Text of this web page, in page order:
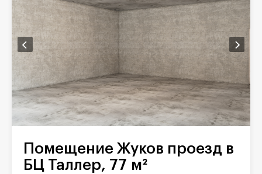
Помещение Жуков проезд в
БЦ Таллер, 77 м²